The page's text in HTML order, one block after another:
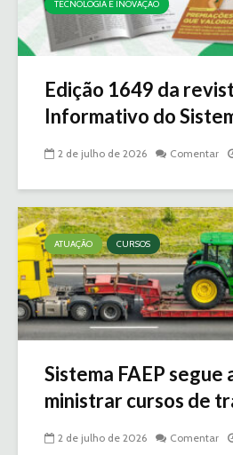
TECNOLOGIA E INOVAÇÃO
Edição 1649 da
Informativo do
2 de julho de 2026 Comentar
ATUAÇÃO CURSOS
Sistema FAEP
ministrar cursos de
2 de julho de 2026 Comentar